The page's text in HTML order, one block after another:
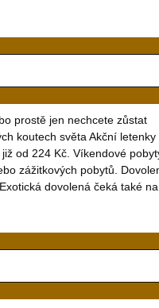
prostě jen nechcete zůstat
koutech světa Akční letenky
od 224 Kč. Víkendové
zážitkových pobytů.
dovolená čeká také na